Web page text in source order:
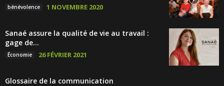
bénévolence 1 NOVEMBRE 2020
Sanaé assure la qualité de vie au travail :
gage de...
Économie 26 FÉVRIER 2021
Glossaire de la communication